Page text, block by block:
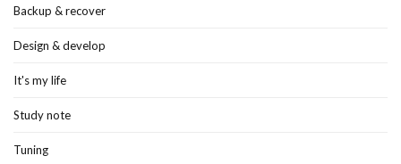
Backup & recover
Design & develop
It's my life
Study note
Tuning